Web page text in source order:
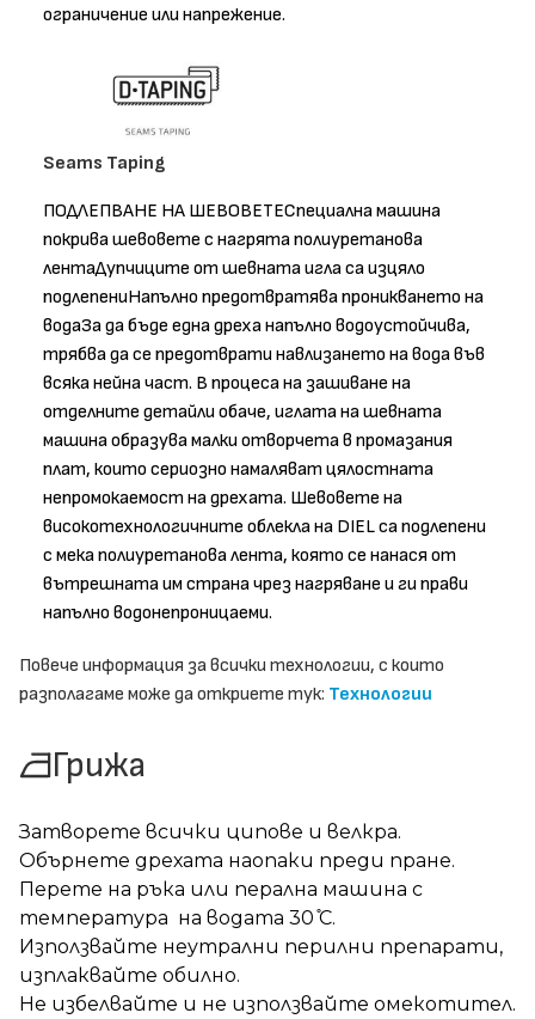
ограничение или напрежение.
Seams Taping
ПОДЛЕПВАНЕ НА ШЕВОВЕТЕСпециална машина
покрива шевовете с нагрята полиуретанова
лентаДупчиците от шевната игла са изцяло
подлепениНапълно предотвратява проникването на
водаЗа да бъде една дреха напълно водоустойчива,
трябва да се предотврати навлизането на вода във
всяка нейна част. В процеса на зашиване на
отделните детайли обаче, иглата на шевната
машина образува малки отворчета в промазания
плат, които сериозно намаляват цялостната
непромокаемост на дрехата. Шевовете на
високотехнологичните облекла на DIEL са подлепени
с мека полиуретанова лента, която се нанася от
вътрешната им страна чрез нагряване и ги прави
напълно водонепроницаеми.
Повече информация за всички технологии, с които
разполагаме може да откриете тук: Технологии
Грижа
Затворете всички ципове и велкра.
Обърнете дрехата наопаки преди пране.
Перете на ръка или перална машина с
температура на водата 30 ̊С.
Използвайте неутрални перилни препарати,
изплаквайте обилно.
Не избелвайте и не използвайте омекотител.